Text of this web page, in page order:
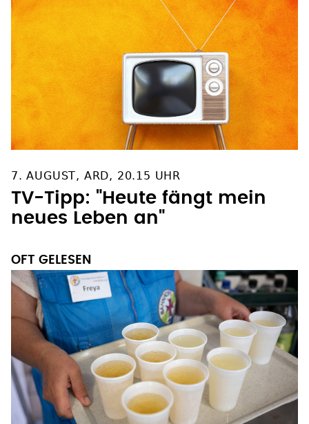
7. AUGUST, ARD, 20.15 UHR
TV-Tipp: "Heute fängt mein
neues Leben an"
OFT GELESEN